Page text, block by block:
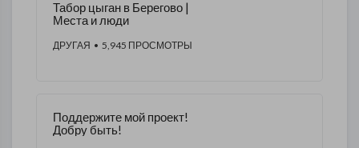
Табор цыган в Берегово |
Места и люди
ДРУГАЯ • 5,945 ПРОСМОТРЫ
Поддержите мой проект!
Добру быть!